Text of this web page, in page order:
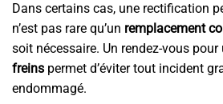
Dans certains cas, une rectification
n’est pas rare qu’un remplacement
soit nécessaire. Un rendez-vous pour
freins permet d’éviter tout incident
endommagé.